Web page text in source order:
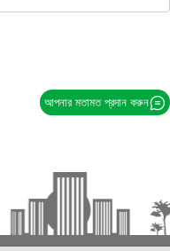
আপনার মতামত প্রদান করুন